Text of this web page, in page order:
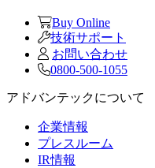
Buy Online
技術サポート
お問い合わせ
0800-500-1055
アドバンテックについて
企業情報
プレスルーム
IR情報